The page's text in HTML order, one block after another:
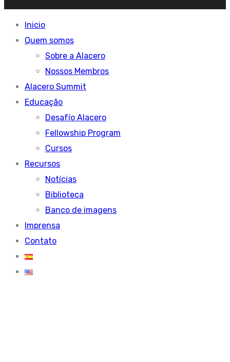
Inicio
Quem somos
Sobre a Alacero
Nossos Membros
Alacero Summit
Educação
Desafío Alacero
Fellowship Program
Cursos
Recursos
Notícias
Biblioteca
Banco de imagens
Imprensa
Contato